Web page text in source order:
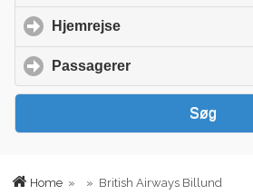
Home » » British Airways Billund